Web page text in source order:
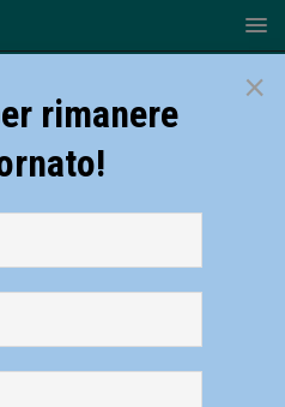
×
rimanere